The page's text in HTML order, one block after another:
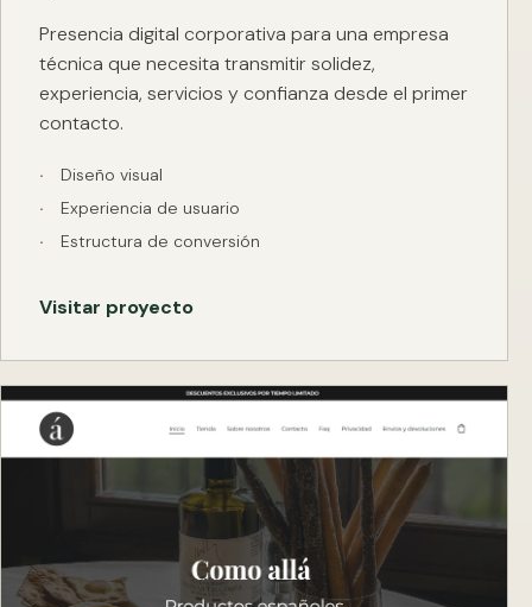
Presencia digital corporativa para una empresa
técnica que necesita transmitir solidez,
experiencia, servicios y confianza desde el primer
contacto.
Diseño visual
Experiencia de usuario
Estructura de conversión
Visitar proyecto